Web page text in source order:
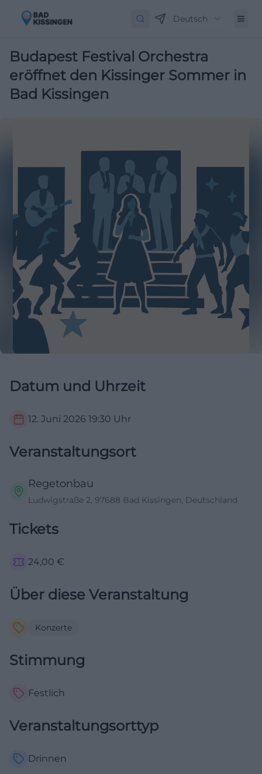
Deutsch
Budapest Festival Orchestra
eröffnet den Kissinger Sommer in
Bad Kissingen
Datum und Uhrzeit
12. Juni 2026 19:30 Uhr
Veranstaltungsort
Regetonbau
Ludwigstraße 2, 97688 Bad Kissingen, Deutschland
Tickets
24,00 €
Über diese Veranstaltung
Konzerte
Stimmung
Festlich
Veranstaltungsorttyp
Drinnen